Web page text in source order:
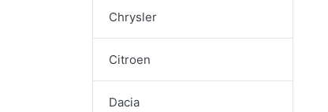
Chrysler
Citroen
Dacia